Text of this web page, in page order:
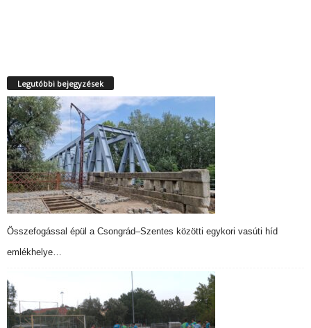
Legutóbbi bejegyzések
Összefogással épül a Csongrád–Szentes közötti egykori vasúti híd
emlékhelye…